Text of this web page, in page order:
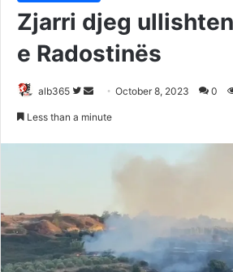
Zjarri djeg
e Radostinës
alb365
Follow
SendOctober 8, 2023 0
Less than a minute